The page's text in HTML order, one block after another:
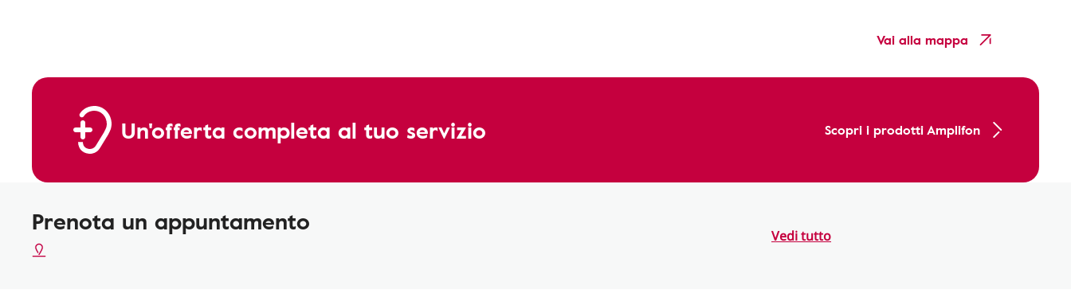
Vai alla mappa
Un'offerta completa al tuo servizio Scopri i prodotti Amplifon
Prenota un appuntamento Vedi tutto